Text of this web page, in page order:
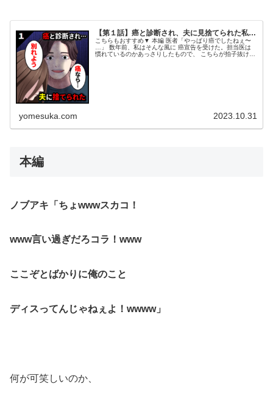
【第１話】癌と診断され、夫に見捨てられた私…
こちらもおすすめ▼ 本編 医者「やっぱり癌でしたねぇ〜
…」 数年前、私はそんな風に 癌宣告を受けた。担当医は
慣れているのかあっさりしたもので、 こちらが拍子抜けす
yomesuka.com 2023.10.31
本編
ノブアキ「ちょwwwスカコ！
www言い過ぎだろコラ！www
ここぞとばかりに俺のこと
ディスってんじゃねぇよ！wwww」
何が可笑しいのか、